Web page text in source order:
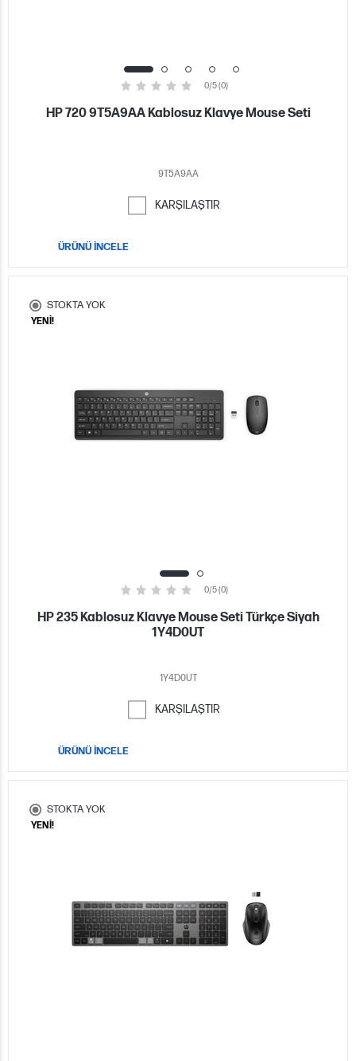
0/5 (0)
HP 720 9T5A9AA Kablosuz Klavye Mouse Seti
9T5A9AA
KARŞILAŞTIR
ÜRÜNÜ İNCELE
STOKTA YOK
YENİ!
0/5 (0)
HP 235 Kablosuz Klavye Mouse Seti Türkçe Siyah
1Y4D0UT
1Y4D0UT
KARŞILAŞTIR
ÜRÜNÜ İNCELE
STOKTA YOK
YENİ!